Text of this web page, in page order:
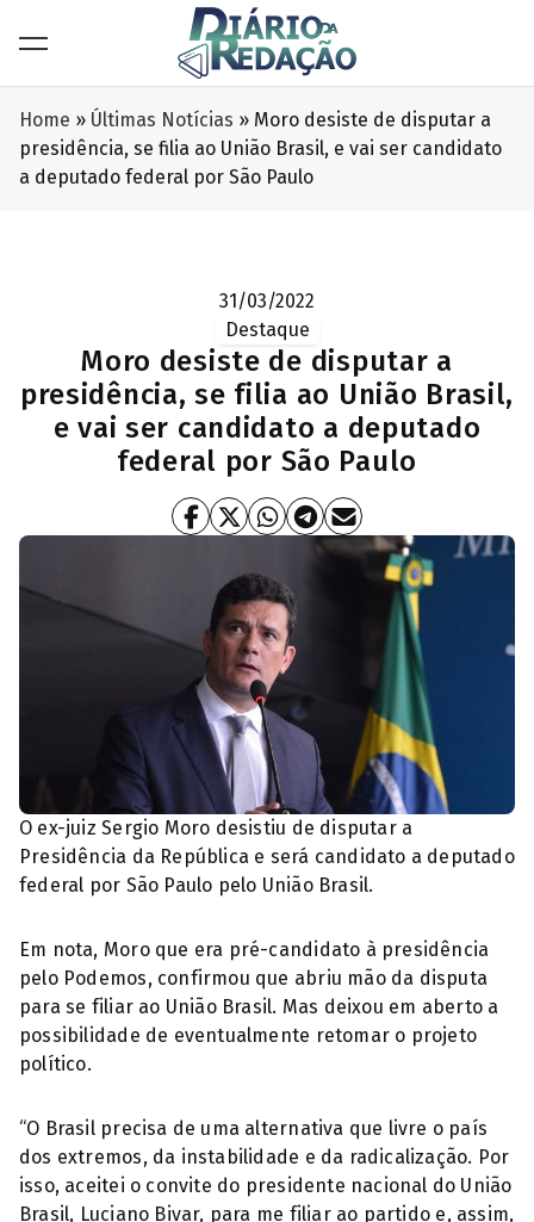
Home » Últimas Notícias » Moro desiste de disputar a
presidência, se filia ao União Brasil, e vai ser candidato
a deputado federal por São Paulo
31/03/2022
Destaque
Moro desiste de disputar a
presidência, se filia ao União Brasil,
e vai ser candidato a deputado
federal por São Paulo
O ex-juiz Sergio Moro desistiu de disputar a
Presidência da República e será candidato a deputado
federal por São Paulo pelo União Brasil.
Em nota, Moro que era pré-candidato à presidência
pelo Podemos, confirmou que abriu mão da disputa
para se filiar ao União Brasil. Mas deixou em aberto a
possibilidade de eventualmente retomar o projeto
político.
“O Brasil precisa de uma alternativa que livre o país
dos extremos, da instabilidade e da radicalização. Por
isso, aceitei o convite do presidente nacional do União
Brasil, Luciano Bivar, para me filiar ao partido e, assim,